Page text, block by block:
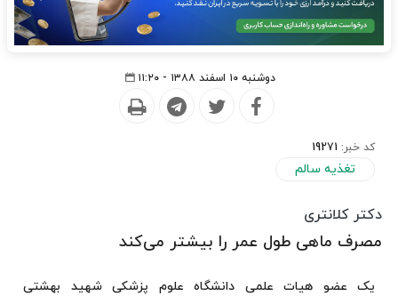
دوشنبه ۱۰ اسفند ۱۳۸۸ - ۱۱:۲۰
کد خبر: 19271
تغذیه سالم
دکتر کلانتری
مصرف ماهی طول عمر را بیشتر می‌کند
یک عضو هیات علمی دانشگاه علوم پزشکی شهید بهشتی